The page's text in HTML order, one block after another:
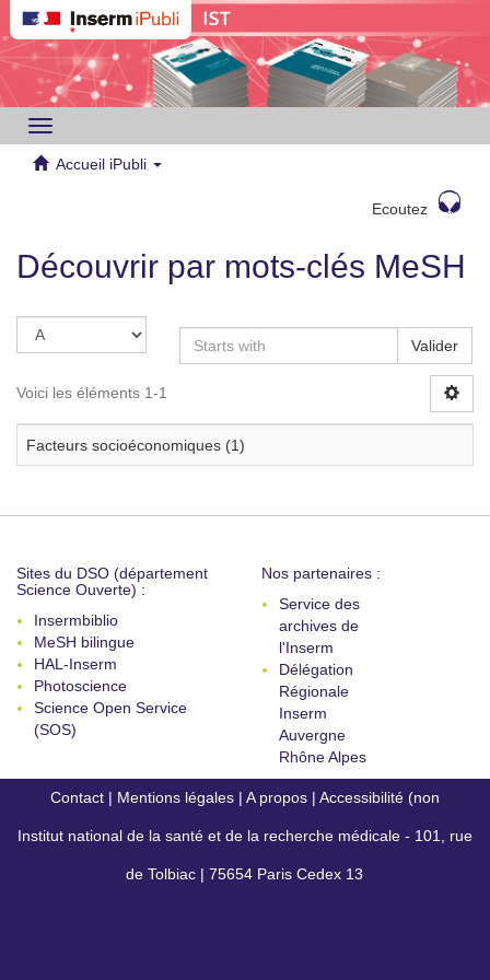
Toggle
navigation
Accueil iPubli
Ecoutez
Découvrir par mots-clés MeSH
Valider
Voici les éléments 1-1
Facteurs socioéconomiques (1)
Sites du DSO (département
Science Ouverte) :
Insermbiblio
MeSH bilingue
HAL-Inserm
Photoscience
Science Open Service
(SOS)
Nos partenaires :
Service des
archives de
l'Inserm
Délégation
Régionale
Inserm
Auvergne
Rhône Alpes
Contact | Mentions légales | A propos | Accessibilité (non
conforme)
Institut national de la santé et de la recherche médicale - 101, rue
de Tolbiac | 75654 Paris Cedex 13